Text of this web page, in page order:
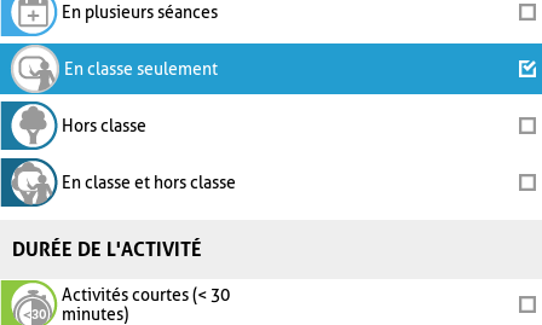
En plusieurs séances
En classe seulement
Hors classe
En classe et hors classe
DURÉE DE L'ACTIVITÉ
Activités courtes (< 30
minutes)